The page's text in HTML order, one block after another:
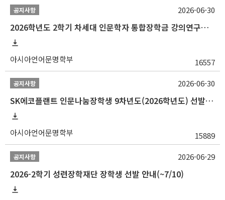
공지사항
2026학년도 2학기 차세대 인문학자 통합장학금 강의연구조교 선발 안내(~7/8)
아시아언어문명학부 16557
2026-06-30
공지사항
SK에코플랜트 인문나눔장학생 9차년도(2026학년도) 선발 안내(~7/20)
아시아언어문명학부 15889
2026-06-30
공지사항
2026-2학기 성련장학재단 장학생 선발 안내(~7/10)
2026-06-29